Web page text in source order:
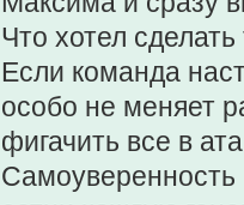
Что хотел
Если команда
особо не меняет
фигачить все в
Самоуверенность